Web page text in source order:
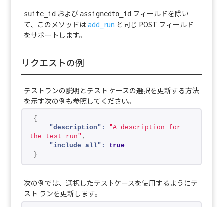
suite_idおよび assignedto_idフィールドを除い
て、このメソッドはadd_run と同じ POST フィールド
をサポートします。
リクエストの例
テストランの説明とテスト ケースの選択を更新する方法
を示す次の例も参照してください。
{
"description":
"A description for
the test run" ,
"include_all":
true
}
次の例では、選択したテストケースを使用するようにテ
スト ランを更新します。